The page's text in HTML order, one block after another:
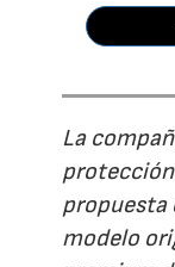
La
propuesta
modelo